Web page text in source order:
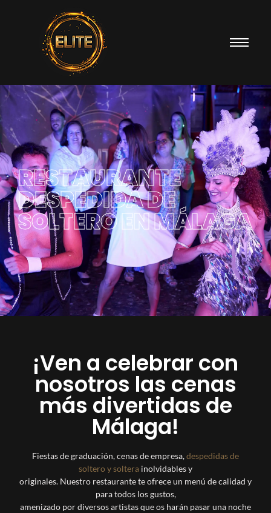
RESTAURANTE
DESPEDIDA DE
SOLTERO EN MÁLAGA
¡Ven a celebrar con
nosotros las cenas
más divertidas de
Málaga!
Fiestas de graduación, cenas de empresa,despedidas de
soltero y soltera inolvidables y
originales. Nuestro restaurante te ofrece un menú de calidad y
para todos los gustos,
amenizado por diversos artistas que os harán pasar una noche